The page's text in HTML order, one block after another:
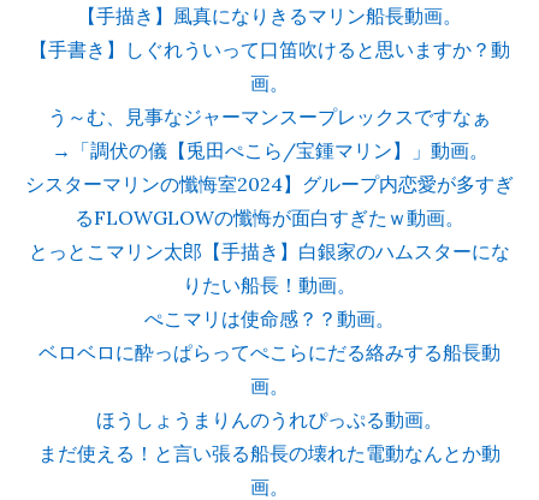
【手描き】風真になりきるマリン船長動画。
【手書き】しぐれういって口笛吹けると思いますか？動
画。
う～む、見事なジャーマンスープレックスですなぁ
→「調伏の儀【兎田ぺこら/宝鍾マリン】」動画。
シスターマリンの懺悔室2024】グループ内恋愛が多すぎ
るFLOWGLOWの懺悔が面白すぎたｗ動画。
とっとこマリン太郎【手描き】白銀家のハムスターにな
りたい船長！動画。
ぺこマリは使命感？？動画。
ベロベロに酔っぱらってぺこらにだる絡みする船長動
画。
ほうしょうまりんのうれぴっぷる動画。
まだ使える！と言い張る船長の壊れた電動なんとか動
画。